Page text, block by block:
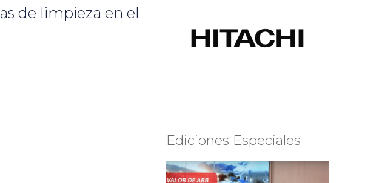
de limpieza en el
Ediciones Especiales